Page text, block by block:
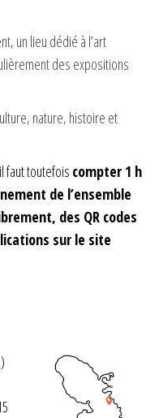
un lieu dédié à l’art
des expositions
nature, histoire et
faut toutefois compter 1 h
de l’ensemble
des QR codes
sur le site